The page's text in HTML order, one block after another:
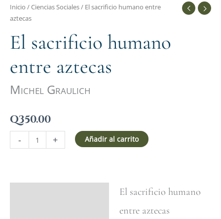
Inicio /Ciencias Sociales/ El sacrificio humano entre
aztecas
El sacrificio humano
entre aztecas
Michel Graulich
Q350.00
- + Añadir al carrito
El sacrificio humano
entre aztecas